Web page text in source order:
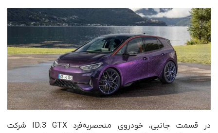
در قسمت جانبی، خودروی منحصربه‌فرد ID.3 GTX شرکت